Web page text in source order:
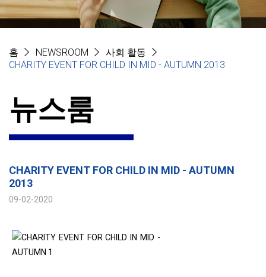
홈 NEWSROOM
사회 활동
CHARITY EVENT FOR CHILD IN MID - AUTUMN 2013
뉴스룸
CHARITY EVENT FOR CHILD IN MID - AUTUMN
2013
09-02-2020